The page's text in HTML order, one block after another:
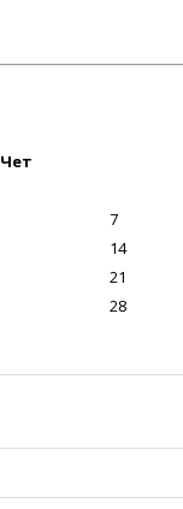
Чет
7
14
21
28